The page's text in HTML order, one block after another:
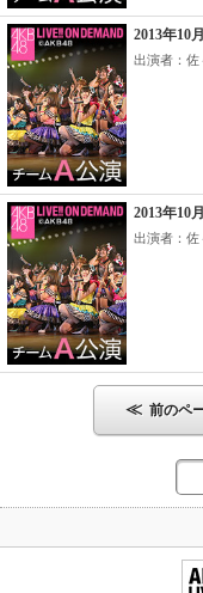
2013年10
出演者：佐
2013年10
出演者：佐
≪ 前のペ